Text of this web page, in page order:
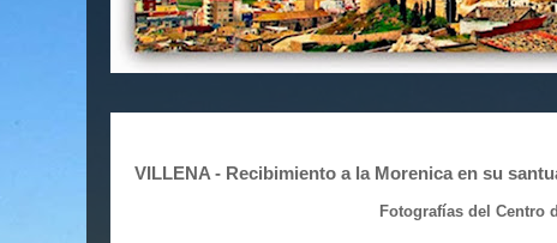
VILLENA - Recibimiento a la Morenica en su
Fotografías del Centro